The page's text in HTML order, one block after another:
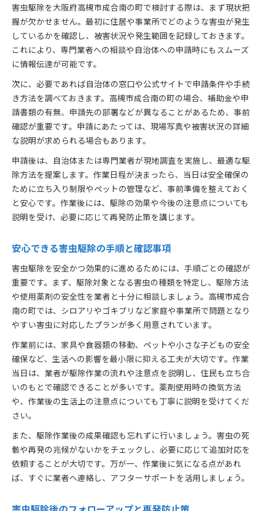
害虫駆除を大阪府高槻市成合南の町で検討する際は、まず現状把
握が欠かせません。最初に住居や事業所でどのような害虫が発生
しているかを確認し、被害状況や発生範囲を記録しておきます。
これにより、専門業者への相談や自治体への申請時にもスムーズ
に情報伝達が可能です。
次に、必要であれば自治体の窓口や公式サイトで申請条件や手続
き方法を調べておきます。高槻市成合南の町の場合、補助金や申
請書類の有無、申請先の部署などが異なることがあるため、事前
確認が重要です。申請にあたっては、現場写真や被害状況の詳細
な説明が求められる場合もあります。
申請後は、自治体または専門業者が現地調査を実施し、最適な駆
除方法を提案します。作業日程が決まったら、当日は安全確保の
ために立ち入り制限やペットの管理など、事前準備を整えておく
と安心です。作業後には、駆除の効果や今後の注意点についても
説明を受け、必要に応じて再発防止策を講じます。
安心できる害虫駆除の手順と確認事項
害虫駆除を安全かつ効果的に進めるためには、手順ごとの確認が
重要です。まず、駆除対象となる害虫の種類を特定し、駆除方法
や使用薬剤の安全性を業者と十分に相談しましょう。高槻市成合
南の町では、シロアリやゴキブリなど家庭や事業所で問題となり
やすい害虫に対応したプランが多く用意されています。
作業前には、家具や食器類の移動、ペットや小さな子どもの安全
確保など、生活への影響を最小限に抑える工夫が大切です。作業
当日は、業者が駆除作業の流れや注意点を説明し、住民も立ち合
いのもとで確認できることが多いです。薬剤使用時の換気方法
や、作業後の生活上の注意点についても丁寧に説明を受けてくだ
さい。
また、駆除作業後の成果確認も忘れずに行いましょう。害虫の死
骸や再発の兆候がないかをチェックし、必要に応じて追加対応を
依頼することが大切です。万が一、作業後に気になる点があれ
ば、すぐに業者へ連絡し、アフターサポートを活用しましょう。